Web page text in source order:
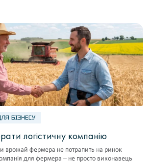
БІЗНЕСУ
логістичну компанію
врожай фермера не потрапить на ринок
для фермера – не просто виконавець